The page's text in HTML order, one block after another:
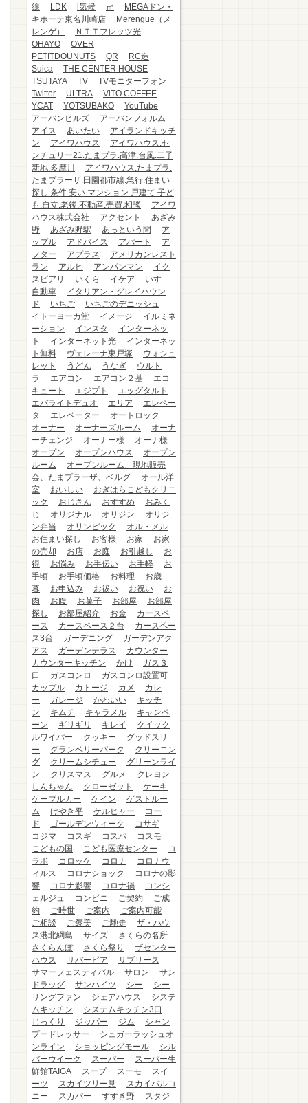
線
LDK l気候 ㎡
MEGAドン・
キホーテ東名川崎店
Merengue（メ
レンゲ）
ＮＴＴフレッツ光
OHAYO
OVER
PETITDOUNUTS
QR
RC造
Suica
THE CENTER HOUSE
TSUTAYA
TV
TVモニターフォン
Twitter
ULTRA
ViTO COFFEE
YCAT
YOTSUBAKO
YouTube
アーバンヒルズ
アーバンフォルム
アイス
あいたい
アイランドキッチ
ン
アイワハウス
アイワハウス.セ
ンチュリー21.たまプラ.高津.台風.二子
新地.多摩川
アイワハウス.たまプラ.
たまプラーザ.田園都市線.急行.住まい
探し.条件.安い.マンション.戸建て.子ど
も.自立.老後.不動産.売買.相談
アイワ
ハウス株式会社
アクセント
あざみ
野
あざみ野駅 あっという間
ア
ップル
アドバイス アパート
ア
フター
アプラス
アメリカンレスト
ラン
アルヒ アンパンマン
イク
スピアリ
いくら イケア
いすゞ
自動車
イタリアン・グレイハウン
ド
いちご
いちごのデニッシュ
イトーヨーカ堂
イメージ
イルミネ
ーション
インスタ
インターネッ
ト
インターネット光
インターネッ
ト無料
ヴェレーナ東戸塚
ウォシュ
レット
うどん うなぎ
ウルト
ラ
エアコン エアコン２基
エコ
キュート
エジプト
エッグタルト
エバライトデュオ
エリア
エレベー
タ
エレベーター
オートロック
オーナー
オーナーズルーム
オーナ
ーチェンジ
オーナー様
オーナ様
オープン
オープンハウス
オープン
ルーム
オープンルーム、現地販売
会、たまプラーザ、ベルグ
オール洋
室
おいしい
おぎはらこどもクリニ
ック
おじさん おすすめ
おみく
じ
オリジナル オリジン
オリジ
ン弁当
オリンピック
オル・メル
お住まい探し
お客様 お家
お家
の売却
お店 お庭 お引越し
お
得
お悩み お手伝い お手軽
お
手頃
お手頃価格 お料理
お歳
暮
お申込み お祓い お祝い
お
肉
お腹 お菓子 お部屋
お部屋
探し
お部屋紹介 お金
カースペ
ース
カースペース２台
カースペー
ス3台
ガーデニング
ガーデンアク
アス
ガーデンテラス
カウンター
カウンターキッチン
かけ
ガス３
口
ガスコンロ
ガスコンロ設置可
カップル
カトージ カメ
カレ
ー
ガレージ かわいい
キッチ
ン
キムチ キャラメル
キャンペ
ーン
ギリギリ キレイ
クイック
ルワイパー
クッキー
グッドスリ
ー
グランベリーパーク
クリーニン
グ
クリームシチュー
グリーンライ
ン
クリスマス グルメ
クレヨン
しんちゃん
クローゼット
ケーキ
ケーブルカー
ケイン
ゲストルー
ム
けやき平 ケルヒャー
コー
ド
ゴールデンウィーク
コサギ
コジマ
コスギ コスパ
コスモ
こどもの国
こども医療センター
コ
ラボ
コロッケ コロナ
コロナウ
ィルス
コロナショック
コロナの影
響
コロナ影響 コロナ禍
コンシ
ェルジュ
コンビニ ご契約
ご成
約
ご時世 ご案内
ご案内可能
ご相談
ご褒美 ご馳走
ザ・ハウ
ス港北綱島
サイズ
さくらの名所
さくらんぼ
さくら祭り
ザセンター
ハウス
サバービア
サブリース
サマーフェスティバル
サロン
サン
ドラッグ
サンハイツ シー
シー
リングファン
シェアハウス
システ
ムキッチン
システムキッチン3口
じっくり
ジッパー ジム
シャン
プードレッサー
シュガーラッシュオ
ンライン
ショッピングモール
シル
バーウイーク
スーパー
スーパー生
鮮館TAIGA
スープ スーモ
スイ
ーツ
スカイツリー見
スカイバルコ
ニー
スカパー すすき野
スタジ